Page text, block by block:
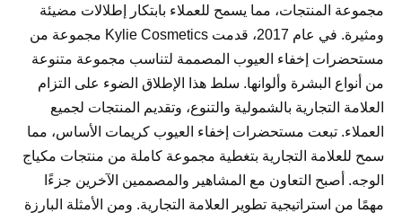
مجموعة المنتجات، مما يسمح للعملاء بابتكار إطلالات مضيئة
ومثيرة. في عام 2017، قدمت Kylie Cosmetics مجموعة من
مستحضرات إخفاء العيوب المصممة لتناسب مجموعة متنوعة
من أنواع البشرة وألوانها. سلط هذا الإطلاق الضوء على التزام
العلامة التجارية بالشمولية والتنوع، وتقديم المنتجات لجميع
العملاء. تبعت مستحضرات إخفاء العيوب كريمات الأساس، مما
سمح للعلامة التجارية بتغطية مجموعة كاملة من منتجات مكياج
الوجه. أصبح التعاون مع المشاهير والمصممين الآخرين جزءًا
مهمًا من استراتيجية تطوير العلامة التجارية. ومن الأمثلة البارزة